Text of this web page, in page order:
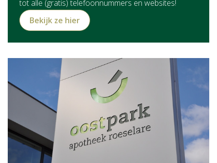
tot alle (gratis) telefoonnummers en websites!
Bekijk ze hier